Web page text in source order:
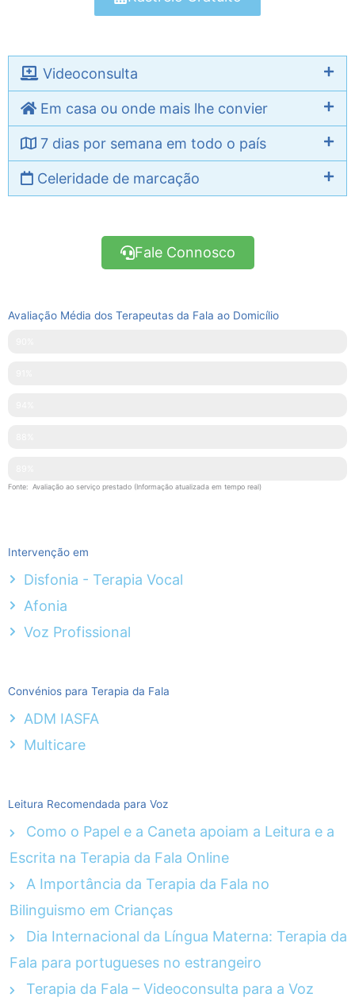
Videoconsulta
Em casa ou onde mais lhe convier
7 dias por semana em todo o país
Celeridade de marcação
Fale Connosco
Avaliação Média dos Terapeutas da Fala ao Domicílio
Fonte: Avaliação ao serviço prestado (Informação atualizada em tempo real)
Intervenção em
Disfonia - Terapia Vocal
Afonia
Voz Profissional
Convénios para Terapia da Fala
ADM IASFA
Multicare
Leitura Recomendada para Voz
Como o Papel e a Caneta apoiam a Leitura e a
Escrita na Terapia da Fala Online
A Importância da Terapia da Fala no
Bilinguismo em Crianças
Dia Internacional da Língua Materna: Terapia da
Fala para portugueses no estrangeiro
Terapia da Fala – Videoconsulta para a Voz